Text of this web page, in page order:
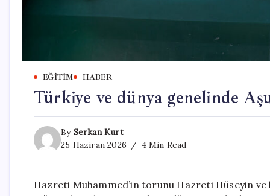
EĞITIM HABER
Türkiye ve dünya genelinde
By Serkan Kurt
25 Haziran 2026
4 Min Read
Hazreti Muhammed’in torunu Hazreti Hüseyin ve